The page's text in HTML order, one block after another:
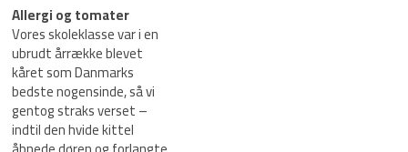
Allergi og tomater
Vores skoleklasse var i en
ubrudt årrække blevet
kåret som Danmarks
bedste nogensinde, så vi
gentog straks verset –
indtil den hvide kittel